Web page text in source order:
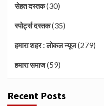
सेहत दस्तक(30)
स्पोर्ट्स दस्तक(35)
हमारा शहर : लोकल न्यूज(279)
हमारा समाज(59)
Recent Posts